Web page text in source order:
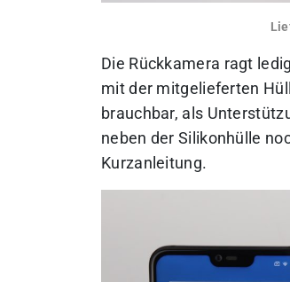
Die Rückkamera ragt
mit der mitgelieferten
brauchbar, als
neben der Silikonhülle
Kurzanleitung.